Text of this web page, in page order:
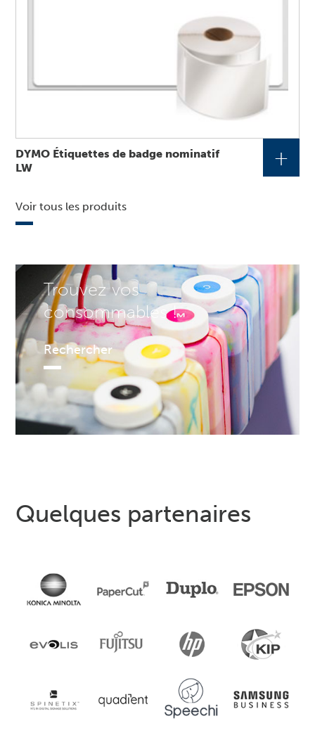
Trouvez vos
consommables !
Rechercher
DYMO Étiquettes de badge nominatif
LW
+
Voir tous les produits
Quelques partenaires